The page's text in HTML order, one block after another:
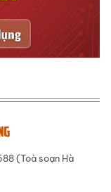
(Toà soạn Hà